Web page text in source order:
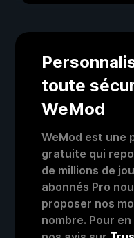
toute
WeMod
WeMod est une
gratuite qui
de millions de
abonnés Pro
proposer nos
nombre. Pour